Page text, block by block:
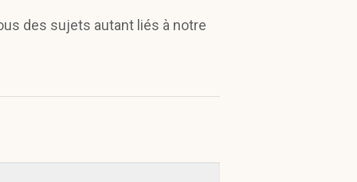
des sujets autant liés à notre